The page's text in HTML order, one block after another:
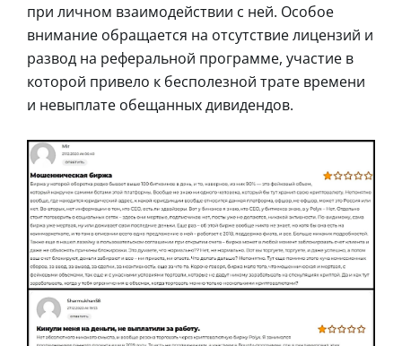
при личном взаимодействии с ней. Особое
внимание обращается на отсутствие лицензий и
развод на реферальной программе, участие в
которой привело к бесполезной трате времени
и невыплате обещанных дивидендов.